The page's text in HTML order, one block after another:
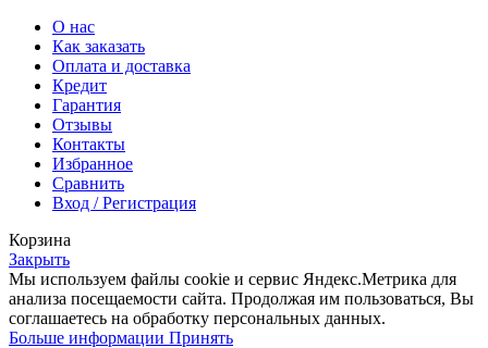
О нас
Как заказать
Оплата и доставка
Кредит
Гарантия
Отзывы
Контакты
Избранное
Сравнить
Вход / Регистрация
Корзина
Закрыть
Мы используем файлы cookie и сервис Яндекс.Метрика для
анализа посещаемости сайта. Продолжая им пользоваться, Вы
соглашаетесь на обработку персональных данных.
Больше информации Больше
Принять